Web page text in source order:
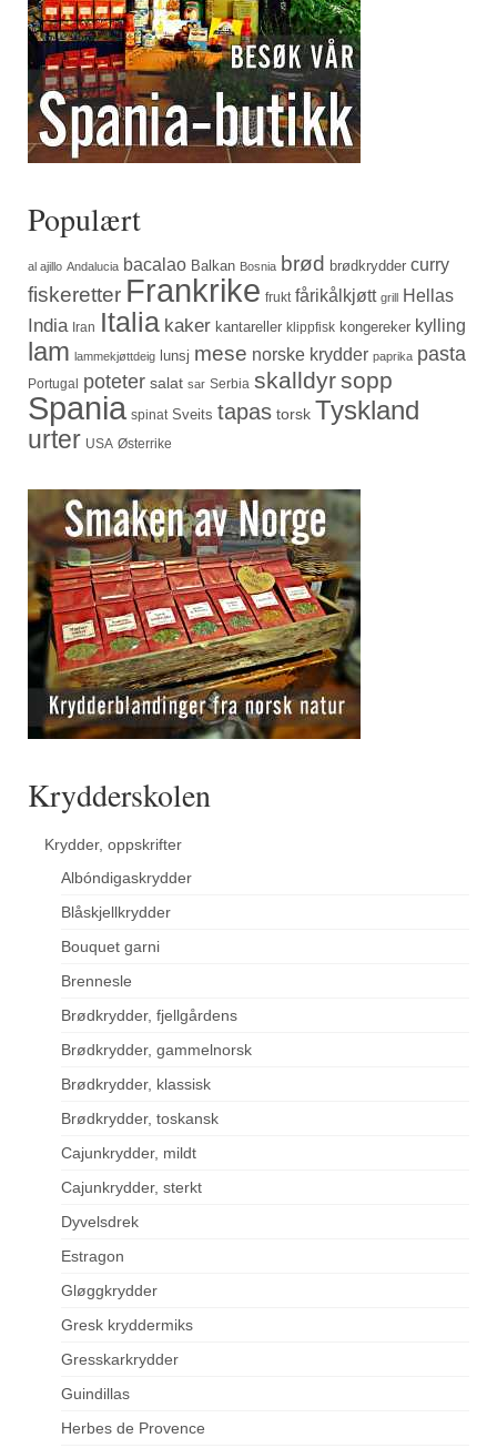
Populært
al ajillo Andalucia bacalao Balkan Bosnia brød brødkrydder curry
fiskeretter Frankrike frukt fårikålkjøtt grill Hellas
India Iran Italia kaker kantareller klippfisk kongereker kylling
lam lammekjøttdeig lunsj mese norske krydder paprika pasta
Portugal poteter salat sar Serbia skalldyrsopp
Spania spinat Sveits tapas torsk Tyskland
urter USA Østerrike
Krydderskolen
Krydder, oppskrifter
Albóndigaskrydder
Blåskjellkrydder
Bouquet garni
Brennesle
Brødkrydder, fjellgårdens
Brødkrydder, gammelnorsk
Brødkrydder, klassisk
Brødkrydder, toskansk
Cajunkrydder, mildt
Cajunkrydder, sterkt
Dyvelsdrek
Estragon
Gløggkrydder
Gresk kryddermiks
Gresskarkrydder
Guindillas
Herbes de Provence